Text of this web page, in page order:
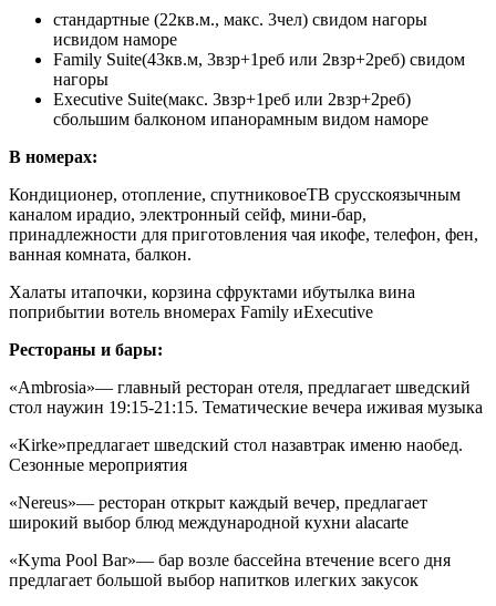
стандартные (22кв.м., макс. 3чел) свидом нагоры
исвидом наморе
Family Suite(43кв.м, 3взр+1реб или 2взр+2реб) свидом
нагоры
Executive Suite(макс. 3взр+1реб или 2взр+2реб)
сбольшим балконом ипанорамным видом наморе
В номерах:
Кондиционер, отопление, спутниковоеТВ срусскоязычным
каналом ирадио, электронный сейф, мини-бар,
принадлежности для приготовления чая икофе, телефон, фен,
ванная комната, балкон.
Халаты итапочки, корзина сфруктами ибутылка вина
поприбытии вотель вномерах Family иExecutive
Рестораны и бары:
«Ambrosia»— главный ресторан отеля, предлагает шведский
стол наужин 19:15-21:15. Тематические вечера иживая музыка
«Kirke»предлагает шведский стол назавтрак именю наобед.
Сезонные мероприятия
«Nereus»— ресторан открыт каждый вечер, предлагает
широкий выбор блюд международной кухни alacarte
«Kyma Pool Bar»— бар возле бассейна втечение всего дня
предлагает большой выбор напитков илегких закусок